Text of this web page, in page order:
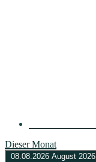
Dieser Monat
08.08.2026 August 2026